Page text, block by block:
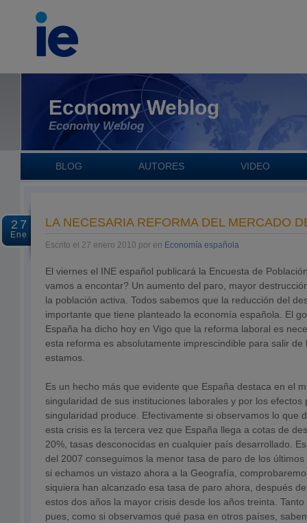
Economy Weblog
Economy Weblog
BLOG AUTORES VIDEO
27
Ene
LA NECESARIA REFORMA DEL MERCADO
Escrito el 27 enero 2010 por en Economía española
El viernes el INE español publicará la Encuesta de
vamos a encontar? Un aumento del paro, mayor
la población activa. Todos sabemos que la reducción del
importante que tiene planteado la economía española. El
España ha dicho hoy en Vigo que la reforma laboral es
esta reforma es absolutamente imprescindible para salir de
estamos.
Es un hecho más que evidente que España destaca en el
singularidad de sus instituciones laborales y por los efectos
singularidad produce. Efectivamente si observamos lo que
esta crisis es la tercera vez que España llega a cotas de
20%, tasas desconocidas en cualquier país desarrollado.
del 2007 conseguimos la menor tasa de paro de los
si echamos un vistazo ahora a la Geografía,
siquiera han alcanzado esa tasa de paro ahora, después
estos dos años la mayor crisis desde los años treinta.
pues, como si observamos qué pasa en otros países,